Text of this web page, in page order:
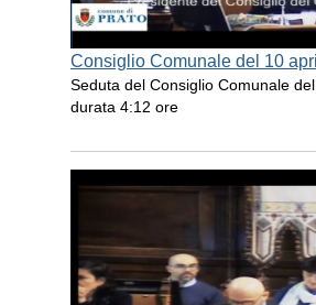
Consiglio Comunale del 10
Seduta del Consiglio Comunale
durata 4:12 ore